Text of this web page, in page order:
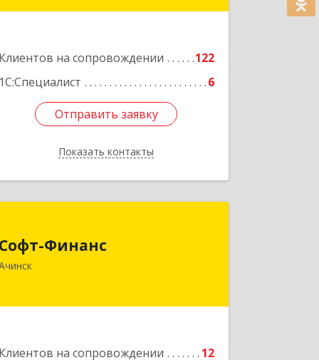
Клиентов на сопровождении
122
1С:Специалист
6
Отправить заявку
Показать контакты
Отправить заявку
Назад
Софт-Финанс
Клиентов на сопровождении 12
662150, Красноярский край, Ачинск г,
Подробнее